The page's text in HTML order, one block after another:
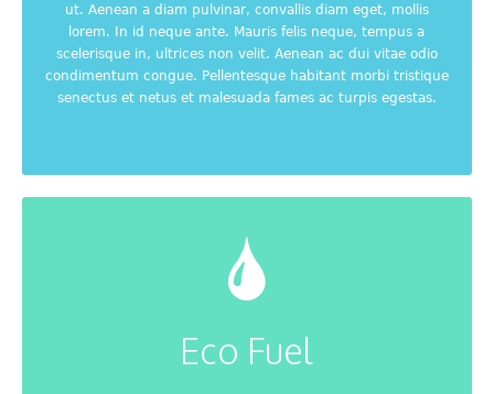
ut. Aenean a diam pulvinar, convallis diam eget, mollis
lorem. In id neque ante. Mauris felis neque, tempus a
scelerisque in, ultrices non velit. Aenean ac dui vitae odio
condimentum congue. Pellentesque habitant morbi tristique
senectus et netus et malesuada fames ac turpis egestas.
Eco Fuel